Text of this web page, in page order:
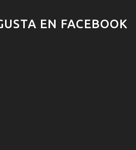
EN FACEBOOK